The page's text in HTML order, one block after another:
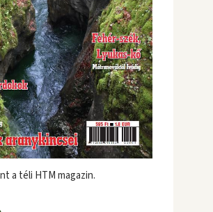
a téli HTM magazin.